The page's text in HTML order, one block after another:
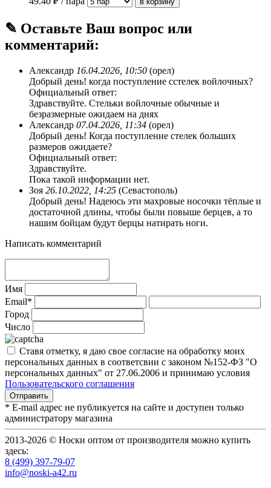
✎ Оставьте Ваш вопрос или
комментарий:
Александр 16.04.2026, 10:50 (орел)
Добрый день! когда поступление сстелек войлочных?
Официальный ответ:
Здравствуйте. Стельки войлочные обычные и
безразмерные ожидаем на днях
Александр 07.04.2026, 11:34 (орел)
Добрый день! Когда поступление стелек больших
размеров ожидаете?
Официальный ответ:
Здравствуйте.
Пока такой информации нет.
Зоя 26.10.2022, 14:25 (Севастополь)
Добрый день! Надеюсь эти махровые носочки тёплые и
достаточной длины, чтобы были повыше берцев, а то
нашим бойцам будут берцы натирать ноги.
Написать комментарий
Имя
Email*
Город
Число
Ставя отметку, я даю свое согласие на обработку моих
персональных данных в соответсвии с законом №152-ФЗ "О
персональных данных" от 27.06.2006 и принимаю условия
Пользовательского соглашения
* E-mail адрес не публикуется на сайте и доступен только
администратору магазина
2013-2026 © Носки оптом от производителя можно купить
здесь:
8 (499) 397-79-07
info@noski-a42.ru